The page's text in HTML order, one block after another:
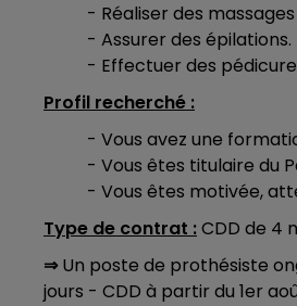
- Réaliser des
- Assurer des épilations.
- Effectuer des
Profil recherché :
- Vous avez une
- Vous êtes titulaire du
- Vous êtes motivée,
Type de contrat :CDD de 4
⇒Un poste de prothésiste
jours - CDD à partir du 1er